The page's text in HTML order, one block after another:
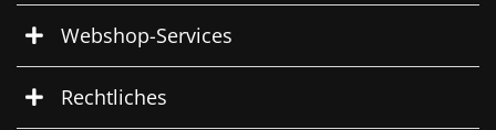
Webshop-Services
Rechtliches